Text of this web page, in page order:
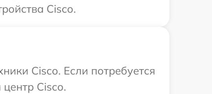
Cisco.
Cisco. Если потребуется
Cisco.